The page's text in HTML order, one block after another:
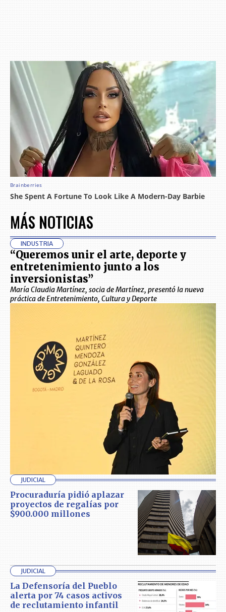
MÁS NOTICIAS
INDUSTRIA
“Queremos unir el arte, deporte y
entretenimiento junto a los
inversionistas”
María Claudia Martínez, socia de Martínez, presentó la nueva
práctica de Entretenimiento, Cultura y Deporte
JUDICIAL
Procuraduría pidió aplazar
proyectos de regalías por
$900.000 millones
JUDICIAL
La Defensoría del Pueblo
alerta por 74 casos activos
de reclutamiento infantil